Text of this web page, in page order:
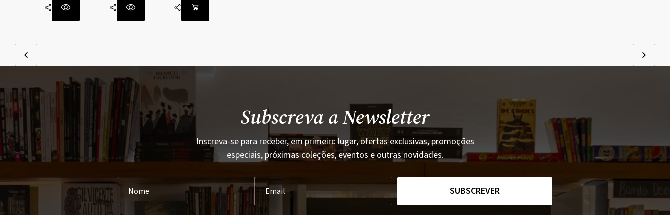
Subscreva a Newsletter
Inscreva-se para receber, em primeiro lugar, ofertas exclusivas, promoções
especiais, próximas coleções, eventos e outras novidades.
SUBSCREVER